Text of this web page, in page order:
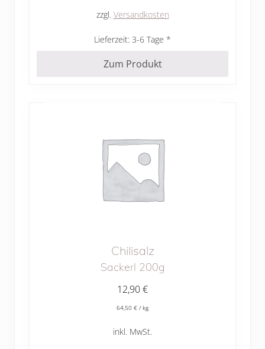
zzgl. Versandkosten
Lieferzeit: 3-6 Tage
Zum Produkt
Chilisalz
Sackerl 200g
12,90€
64,50 € /kg
inkl. MwSt.